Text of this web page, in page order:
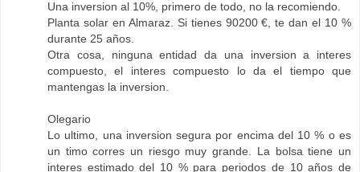
Una inversion al 10%, primero de todo, no la recomiendo.
Planta solar en Almaraz. Si tienes 90200 €, te dan el 10 %
durante 25 años.
Otra cosa, ninguna entidad da una inversion a interes
compuesto, el interes compuesto lo da el tiempo que
mantengas la inversion.
Olegario
Lo ultimo, una inversion segura por encima del 10 % o es
un timo corres un riesgo muy grande. La bolsa tiene un
interes estimado del 10 % para periodos de 10 años de